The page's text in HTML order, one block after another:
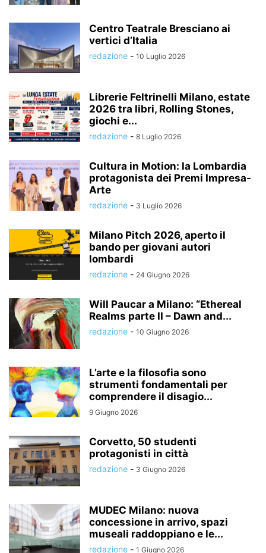
Centro Teatrale Bresciano ai
vertici d’Italia
redazione - 10 Luglio 2026
Librerie Feltrinelli Milano, estate
2026 tra libri, Rolling Stones,
giochi e...
redazione - 8 Luglio 2026
Cultura in Motion: la Lombardia
protagonista dei Premi Impresa-
Arte
redazione - 3 Luglio 2026
Milano Pitch 2026, aperto il
bando per giovani autori
lombardi
redazione - 24 Giugno 2026
Will Paucar a Milano: “Ethereal
Realms parte II – Dawn and...
redazione - 10 Giugno 2026
L’arte e la filosofia sono
strumenti fondamentali per
comprendere il disagio...
9 Giugno 2026
Corvetto, 50 studenti
protagonisti in città
redazione - 3 Giugno 2026
MUDEC Milano: nuova
concessione in arrivo, spazi
museali raddoppiano e le...
redazione - 1 Giugno 2026